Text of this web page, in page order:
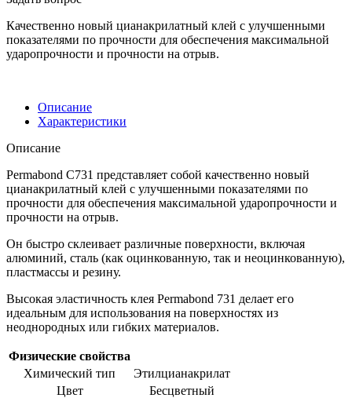
Качественно новый цианакрилатный клей с улучшенными
показателями по прочности для обеспечения максимальной
ударопрочности и прочности на отрыв.
Описание
Характеристики
Описание
Permabond C731 представляет собой качественно новый
цианакрилатный клей с улучшенными показателями по
прочности для обеспечения максимальной ударопрочности и
прочности на отрыв.
Он быстро склеивает различные поверхности, включая
алюминий, сталь (как оцинкованную, так и неоцинкованную),
пластмассы и резину.
Высокая эластичность клея Permabond 731 делает его
идеальным для использования на поверхностях из
неоднородных или гибких материалов.
Физические свойства
Химический тип
Этилцианакрилат
Цвет
Бесцветный